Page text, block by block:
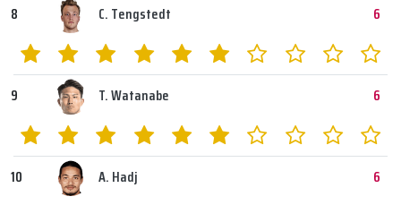
8 C. Tengstedt 6
9 T. Watanabe 6
10 A. Hadj 6